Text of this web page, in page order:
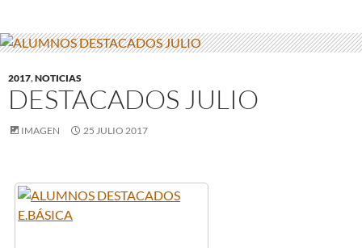
2017,NOTICIAS
DESTACADOS JULIO
IMAGEN 25 JULIO 2017